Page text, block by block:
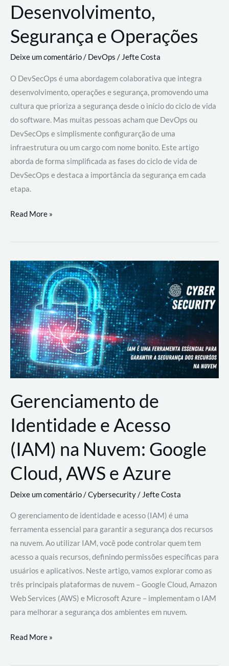
Desenvolvimento,
Segurança e Operações
Deixe um comentário/ DevOps /Jefte Costa
O DevSecOps é uma abordagem colaborativa que integra
desenvolvimento, operações e segurança, promovendo uma
cultura que prioriza a segurança desde o início do ciclo de vida
do software. Mas muitas pessoas acham que DevOps ou
DevSecOps e simplismente configurarção de uma
infraestrutura ou um cargo com nome bonito. Este artigo
aborda de forma simplificada as fases do ciclo de vida de
DevSecOps e destaca a importância da segurança em cada
etapa.
DevSecOps
Prática:
Desenvolvimento,
Segurança
e
Operações
Read More »
Gerenciamento de
Identidade e Acesso
(IAM) na Nuvem: Google
Cloud, AWS e Azure
Deixe um comentário/Cybersecurity/ Jefte Costa
O gerenciamento de identidade e acesso (IAM) é uma
ferramenta essencial para garantir a segurança dos recursos
na nuvem. Ao utilizar IAM, você pode controlar quem tem
acesso a quais recursos, definindo permissões específicas para
usuários e aplicativos. Neste artigo, vamos explorar como as
três principais plataformas de nuvem – Google Cloud, Amazon
Web Services (AWS) e Microsoft Azure – implementam o IAM
para melhorar a segurança dos ambientes em nuvem.
Gerenciamento
Read More »